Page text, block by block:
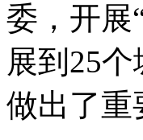
委，开展
展到25
做出了重